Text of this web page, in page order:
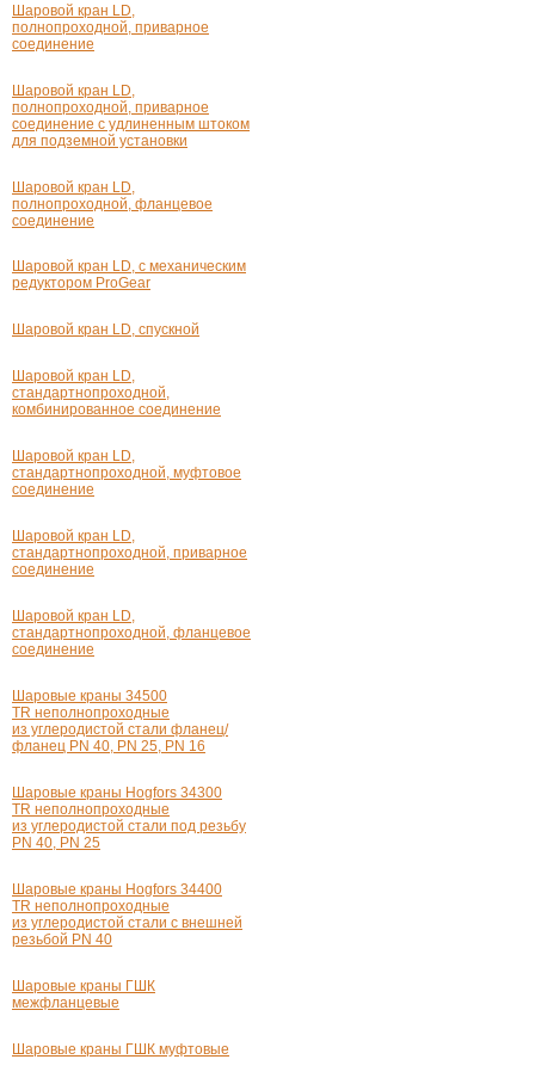
Шаровой кран LD,
полнопроходной, приварное
соединение
Шаровой кран LD,
полнопроходной, приварное
соединение с удлиненным штоком
для подземной установки
Шаровой кран LD,
полнопроходной, фланцевое
соединение
Шаровой кран LD, с механическим
редуктором ProGear
Шаровой кран LD, спускной
Шаровой кран LD,
стандартнопроходной,
комбинированное соединение
Шаровой кран LD,
стандартнопроходной, муфтовое
соединение
Шаровой кран LD,
стандартнопроходной, приварное
соединение
Шаровой кран LD,
стандартнопроходной, фланцевое
соединение
Шаровые краны 34500
TR неполнопроходные
из углеродистой стали фланец/
фланец PN 40, PN 25, PN 16
Шаровые краны Hogfors 34300
TR неполнопроходные
из углеродистой стали под резьбу
PN 40, PN 25
Шаровые краны Hogfors 34400
TR неполнопроходные
из углеродистой стали с внешней
резьбой PN 40
Шаровые краны ГШК
межфланцевые
Шаровые краны ГШК муфтовые